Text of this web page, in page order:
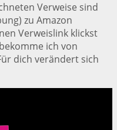
Verweise sind
zu Amazon
Verweislink klickst
ich von
dich verändert sich